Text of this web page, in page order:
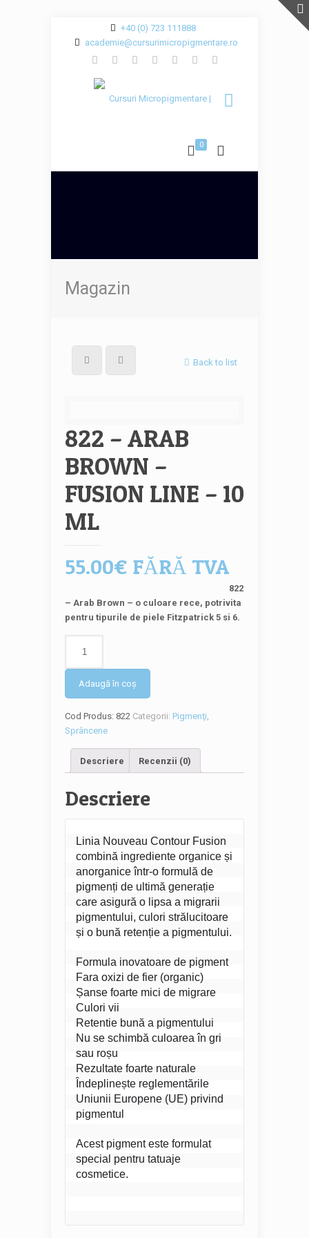
+40 (0) 723 111888
academie@cursurimicropigmentare.ro
0
Magazin
Back to list
822 – ARAB
BROWN –
FUSION LINE – 10
ML
55.00€ FĂRĂ TVA
822
– Arab Brown – o culoare rece, potrivita
pentru tipurile de piele Fitzpatrick 5 si 6.
-
ARAB
BROWN
-
FUSION
10
Adaugă în coș
Cod Produs: 822 Categorii: Pigmenţi,
Sprâncene
Descriere Recenzii (0)
Descriere
Linia Nouveau Contour Fusion
combină ingrediente organice și
anorganice într-o formulă de
pigmenți de ultimă generație
care asigură o lipsa a migrarii
pigmentului, culori strălucitoare
și o bună retenție a pigmentului.
Formula inovatoare de pigment
Fara oxizi de fier (organic)
Șanse foarte mici de migrare
Culori vii
Retentie bună a pigmentului
Nu se schimbă culoarea în gri
sau roșu
Rezultate foarte naturale
Îndeplinește reglementările
Uniunii Europene (UE) privind
pigmentul
Acest pigment este formulat
special pentru tatuaje
cosmetice.